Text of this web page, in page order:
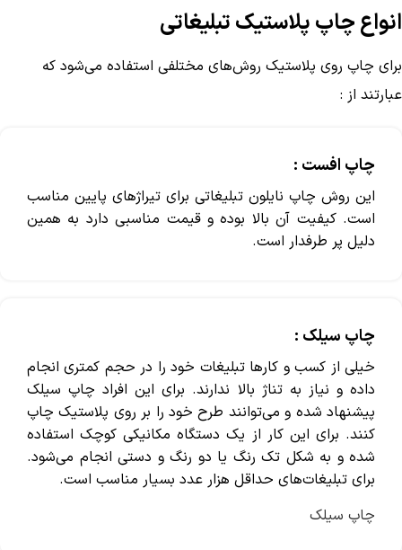
انواع چاپ پلاستیک تبلیغاتی
برای چاپ روی پلاستیک روش‌های مختلفی استفاده می‌شود که
عبارتند از :
چاپ افست :
این روش چاپ نایلون تبلیغاتی برای تیراژ‌های پایین مناسب
است. کیفیت آن بالا بوده و قیمت مناسبی دارد به همین
دلیل پر طرفدار است.
چاپ سیلک :
خیلی از کسب و کار‌ها تبلیغات خود را در حجم کمتری انجام
داده و نیاز به تناژ بالا ندارند. برای این افراد چاپ سیلک
پیشنهاد شده و می‌توانند طرح خود را بر روی پلاستیک چاپ
کنند. برای این کار از یک دستگاه مکانیکی کوچک استفاده
شده و به شکل تک رنگ یا دو رنگ و دستی انجام می‌شود.
برای تبلیغات‌های حداقل هزار عدد بسیار مناسب است.
چاپ سیلک